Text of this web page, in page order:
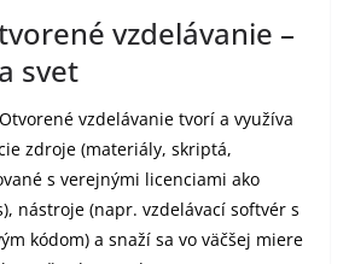
vzdelávanie –
svet
vzdelávanie tvorí a využíva
zdroje (materiály, skriptá,
s verejnými licenciami ako
nástroje (napr. vzdelávací softvér s
kódom) a snaží sa vo väčšej miere